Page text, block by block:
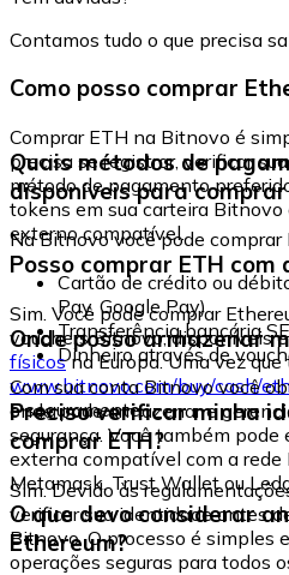
Contamos tudo o que precisa
Como posso comprar
Comprar ETH na Bitnovo é
precisa se registrar, verificar
método de pagamento
tokens em sua carteira Bitnovo
externo compatível.
Quais métodos de
disponíveis para comprar
Na Bitnovo você pode comprar
Cartão de crédito ou
Pay, Google Pay)
Transferência bancária
Dinheiro através de
Posso comprar ETH com
Sim. Você pode comprar
vouchers Bitnovo, disponíveis
físicosna Europa. Uma vez que
www.bitnovo.com/buy/cash/
e seguramente.
Onde posso armazenar
Com sua conta Bitnovo você
onde pode armazenar e
segurança. Você também
externa compatível com a rede
Metamask, Trust Wallet ou
Preciso verificar minha
comprar ETH?
Sim. Devido às
verificar sua identidade antes
Bitnovo. O processo é simples
operações seguras para todos
O que devo considerar
Ethereum?